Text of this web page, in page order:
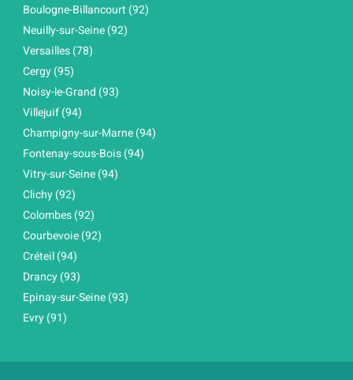
Boulogne-Billancourt (92)
Neuilly-sur-Seine (92)
Versailles (78)
Cergy (95)
Noisy-le-Grand (93)
Villejuif (94)
Champigny-sur-Marne (94)
Fontenay-sous-Bois (94)
Vitry-sur-Seine (94)
Clichy (92)
Colombes (92)
Courbevoie (92)
Créteil (94)
Drancy (93)
Epinay-sur-Seine (93)
Evry (91)